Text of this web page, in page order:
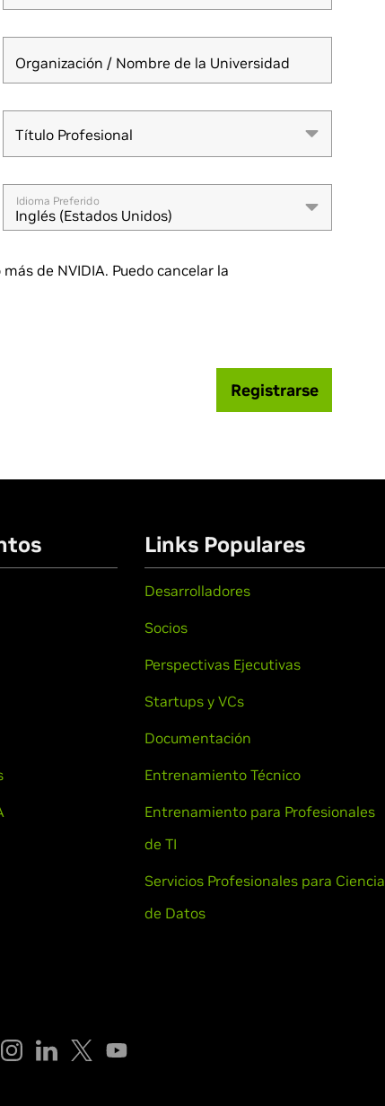
Organización / Nombre de la Universidad
Título Profesional
Título Profesional
Idioma Preferido
Inglés (Estados Unidos)
de NVIDIA. Puedo cancelar la
Registrarse
Links Populares
Desarrolladores
Socios
Perspectivas Ejecutivas
Startups y VCs
Documentación
Entrenamiento Técnico
Entrenamiento para Profesionales
de TI
Servicios Profesionales para Ciencia
de Datos